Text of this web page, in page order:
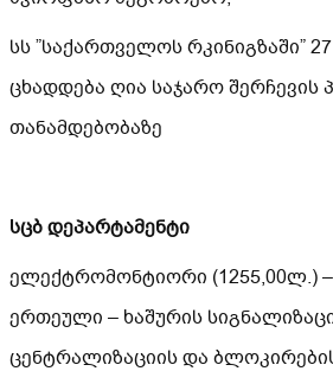
სს ”საქართველოს რკინიგზაში”
ცხადდება ღია საჯარო შერჩევის
თანამდებობაზე
სცბ დეპარტამენტი
ელექტრომონტიორი (1255,00ლ.)
ერთეული – ხაშურის
ცენტრალიზაციის და